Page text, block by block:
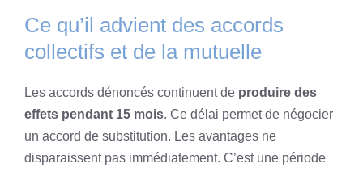
Ce qu’il advient des accords
collectifs et de la mutuelle
Les accords dénoncés continuent de produire des
effets pendant 15 mois. Ce délai permet de négocier
un accord de substitution. Les avantages ne
disparaissent pas immédiatement. C’est une période